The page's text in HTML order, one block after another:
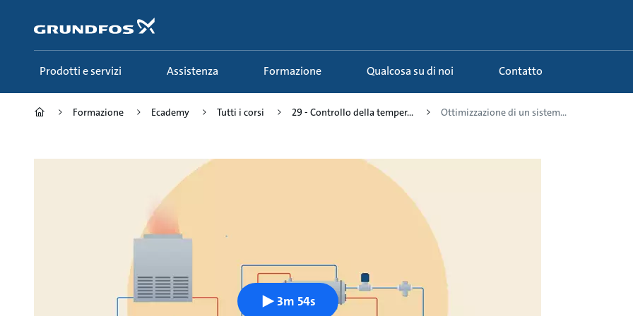
contenuto
principale
Prodotti e servizi Assistenza Formazione Qualcosa su di noi Contatto
Formazione Ecademy Tutti i corsi 29 - Controllo della temper... Ottimizzazione di un sistem...
3m 54s